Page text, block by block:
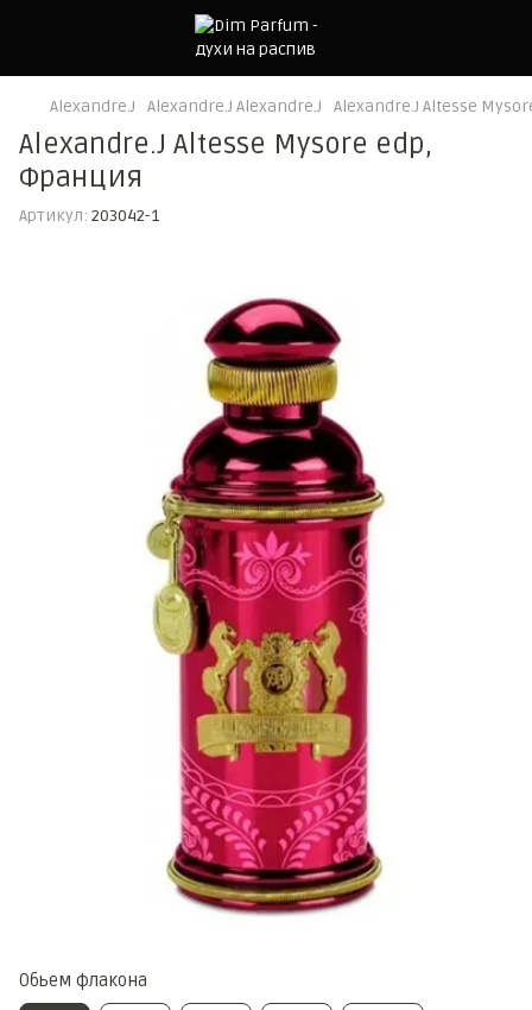
Alexandre.J Alexandre.J Alexandre.J Alexandre.J Altesse
Alexandre.J Altesse Mysore edp,
Франция
Артикул: 203042-1
Обьем флакона